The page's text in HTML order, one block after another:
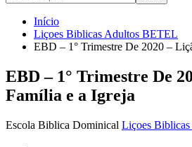
Início
Liçoes Biblicas Adultos BETEL
EBD – 1° Trimestre De 2020 –
EBD – 1° Trimestre De
Família e a Igreja
Escola Biblica Dominical Liçoes